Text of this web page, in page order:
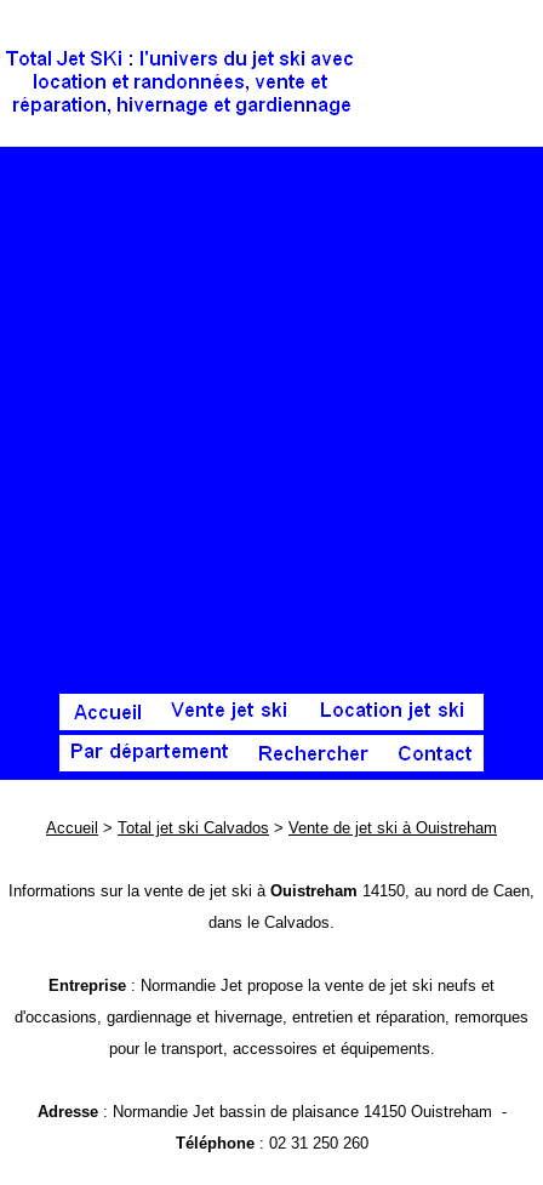
Accueil > Total jet ski Calvados > Vente de jet ski à Ouistreham
Informations sur la vente de jet ski à Ouistreham 14150, au nord de Caen,
dans le Calvados.
Entreprise : Normandie Jet propose la vente de jet ski neufs et
d'occasions, gardiennage et hivernage, entretien et réparation, remorques
pour le transport, accessoires et équipements.
Adresse: Normandie Jet bassin de plaisance 14150 Ouistreham -
Téléphone: 02 31 250 260